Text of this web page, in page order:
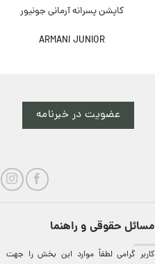
کاپشن پسرانه آرمانی جونیور
ARMANI JUNIOR
عضویت در خبرنامه
مسائل حقوقی و راهنما
کاربر گرامی لطفاً موارد این بخش را جهت